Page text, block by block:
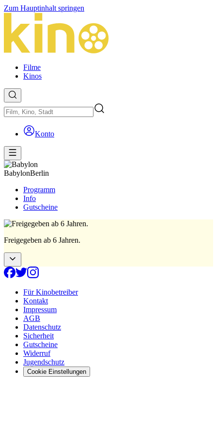
Zum Hauptinhalt springen
Filme
Kinos
Konto
BabylonBerlin
Programm
Info
Gutscheine
Freigegeben ab 6 Jahren.
Für Kinobetreiber
Kontakt
Impressum
AGB
Datenschutz
Sicherheit
Gutscheine
Widerruf
Jugendschutz
Cookie Einstellungen